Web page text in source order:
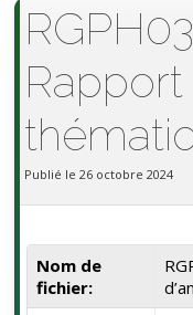
Rapport
Publié le 26 octobre 2024
Nom de
fichier: